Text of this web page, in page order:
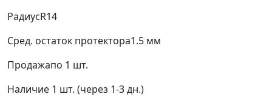
РадиусR14
Сред. остаток протектора1.5 мм
Продажапо 1 шт.
Наличие 1 шт. (через 1-3 дн.)